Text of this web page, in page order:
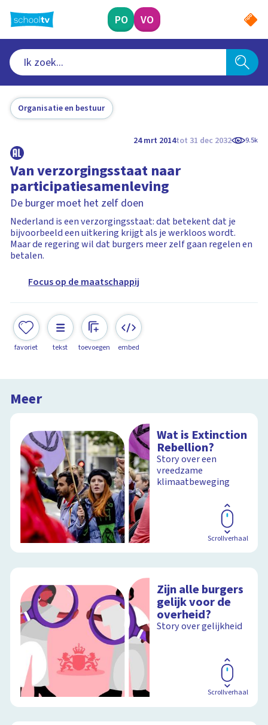
naar
hoofdinhoud
PO VO
Organisatie en bestuur
24 mrt 2014tot 31 dec 2032 9.5k
Van verzorgingsstaat naar
participatiesamenleving
De burger moet het zelf doen
Nederland is een verzorgingsstaat: dat betekent dat je
bijvoorbeeld een uitkering krijgt als je werkloos wordt.
Maar de regering wil dat burgers meer zelf gaan regelen en
betalen.
Focus op de maatschappij
favoriet tekst toevoegen embed
Meer
Wat is Extinction
Rebellion?
Story over een
vreedzame
klimaatbeweging
Scrollverhaal
Zijn alle burgers
gelijk voor de
overheid?
Story over gelijkheid
Scrollverhaal